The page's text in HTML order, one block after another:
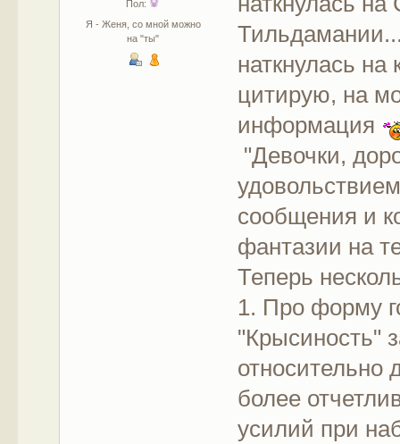
Пол:
Я - Женя, со мной можно
на "ты"
наткнулась
цитирую, на
информация
"Девочки,
сообщения и
фантазии на
Теперь
1. Про форму
"Крысиность"
относительно
более
усилий при